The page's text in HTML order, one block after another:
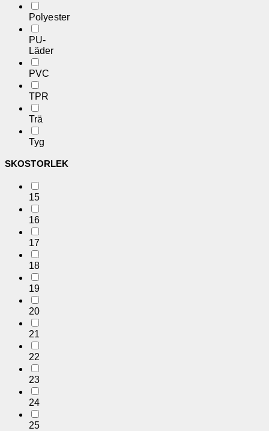
Polyester
PU-
Läder
PVC
TPR
Trä
Tyg
SKOSTORLEK
15
16
17
18
19
20
21
22
23
24
25